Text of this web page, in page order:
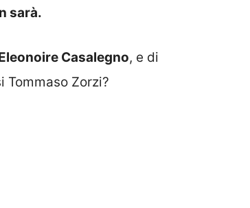
sarà.
Casalegno, e di
Tommaso Zorzi?